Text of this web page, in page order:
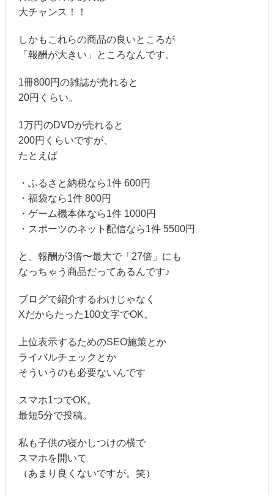
大チャンス！！
しかもこれらの商品の良いところが
「報酬が大きい」ところなんです。
1冊800円の雑誌が売れると
20円くらい。
1万円のDVDが売れると
200円くらいですが、
たとえば
・ふるさと納税なら1件 600円
・福袋なら1件 800円
・ゲーム機本体なら1件 1000円
・スポーツのネット配信なら1件 5500円
と、報酬が3倍〜最大で「27倍」にも
なっちゃう商品だってあるんです♪
ブログで紹介するわけじゃなく
Xだからたった100文字でOK。
上位表示するためのSEO施策とか
ライバルチェックとか
そういうのも必要ないんです
スマホ1つでOK。
最短5分で投稿。
私も子供の寝かしつけの横で
スマホを開いて
（あまり良くないですが。笑）